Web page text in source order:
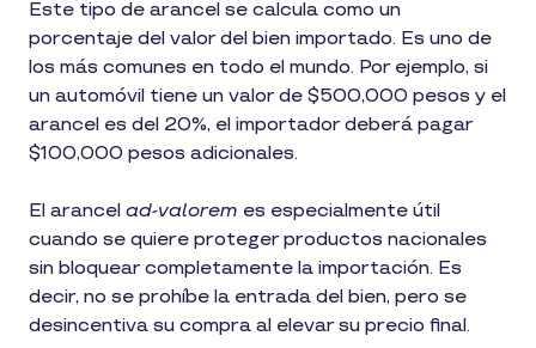
Este tipo de arancel se calcula como un
porcentaje del valor del bien importado. Es uno de
los más comunes en todo el mundo. Por ejemplo, si
un automóvil tiene un valor de $500,000 pesos y el
arancel es del 20%, el importador deberá pagar
$100,000 pesos adicionales.
El arancel ad-valorem es especialmente útil
cuando se quiere proteger productos nacionales
sin bloquear completamente la importación. Es
decir, no se prohíbe la entrada del bien, pero se
desincentiva su compra al elevar su precio final.